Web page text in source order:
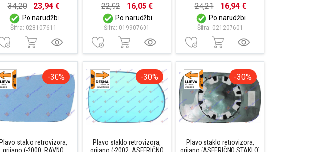
34,20 23,94 €
Po narudžbi
Šifra: 028107611
22,92 16,05 €
Po narudžbi
Šifra: 019907601
24,21 16,94 €
Po narudžbi
Šifra: 021207601
-30%
Plavo staklo retrovizora,
grijano (-2000, RAVNO
-30%
Plavo staklo retrovizora,
grijano (-2002, ASFERIČNO
-30%
Plavo staklo retrovizora,
grijano (ASFERIČNO STAKLO)